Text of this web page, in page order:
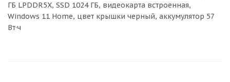
ГБ LPDDR5X, SSD 1024 ГБ, видеокарта встроенная,
Windows 11 Home, цвет крышки черный, аккумулятор 57
Вт·ч